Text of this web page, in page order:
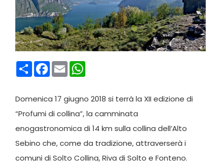
CondividiFacebook
Email
Domenica 17 giugno 2018 si terrà la XII edizione di
“Profumi di collina”, la camminata
enogastronomica di 14 km sulla collina dell’Alto
Sebino che, come da tradizione, attraverserà i
comuni di Solto Collina, Riva di Solto e Fonteno.